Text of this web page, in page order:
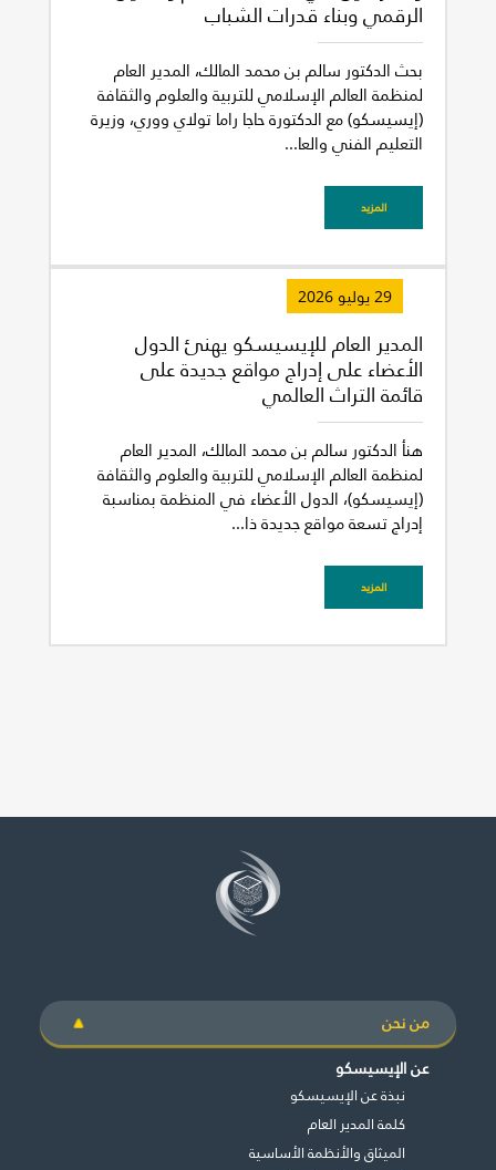
غير راض للغاية راض لأقصى درجة
الرقمي وبناء قدرات الشباب
بحث الدكتور سالم بن محمد المالك، المدير العام
لمنظمة العالم الإسلامي للتربية والعلوم والثقافة
(إيسيسكو) مع الدكتورة حاجا راما تولاي ووري، وزيرة
التعليم الفني والعا...
المزيد
29 يوليو 2026
المدير العام للإيسيسكو يهنئ الدول
الأعضاء على إدراج مواقع جديدة على
قائمة التراث العالمي
هنأ الدكتور سالم بن محمد المالك، المدير العام
لمنظمة العالم الإسلامي للتربية والعلوم والثقافة
(إيسيسكو)، الدول الأعضاء في المنظمة بمناسبة
إدراج تسعة مواقع جديدة ذا...
المزيد
من نحن
عن الإيسيسكو
نبذة عن الإيسيسكو
كلمة المدير العام
الميثاق والأنظمة الأساسية